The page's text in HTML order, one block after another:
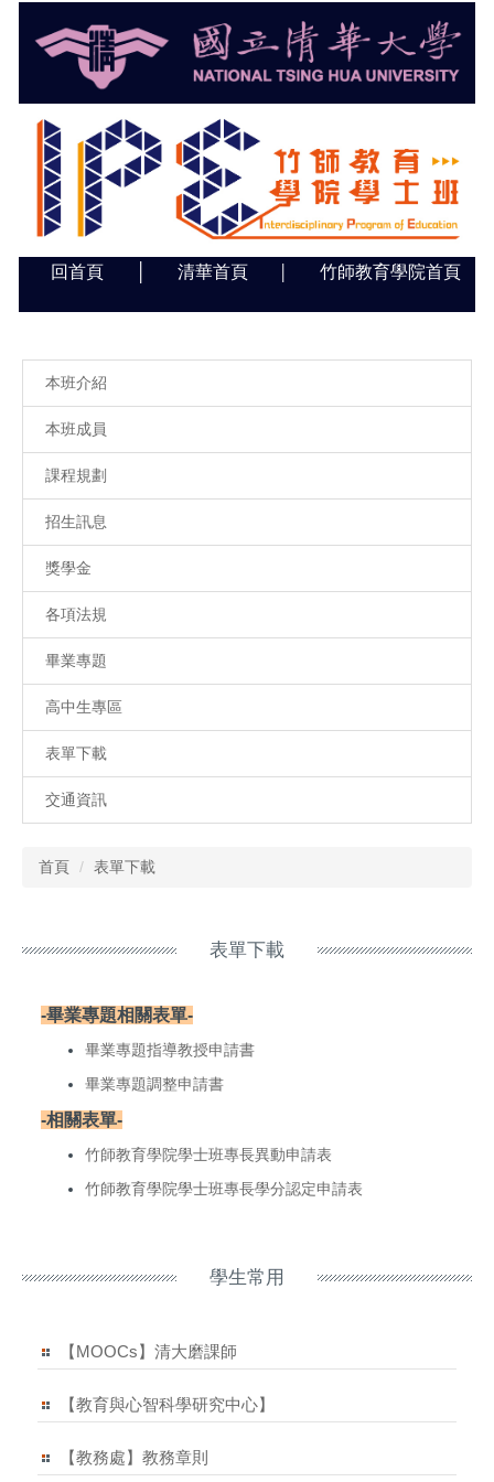
內
回首頁 清華首頁 竹師教育學院首頁
本班介紹
本班成員
課程規劃
招生訊息
獎學金
各項法規
畢業專題
高中生專區
表單下載
交通資訊
首頁 表單下載
表單下載
-畢業專題相關表單-
畢業專題指導教授申請書
畢業專題調整申請書
-相關表單-
竹師教育學院學士班專長異動申請表
竹師教育學院學士班專長學分認定申請表
學生常用
【MOOCs】清大磨課師
【教育與心智科學研究中心】
【教務處】教務章則